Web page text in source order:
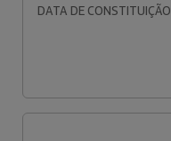
DATA DE CONSTITUIÇÃO